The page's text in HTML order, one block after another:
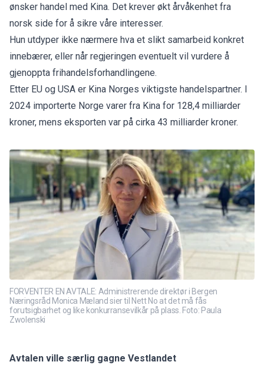
ønsker handel med Kina. Det krever økt årvåkenhet fra
norsk side for å sikre våre interesser.
Hun utdyper ikke nærmere hva et slikt samarbeid konkret
innebærer, eller når regjeringen eventuelt vil vurdere å
gjenoppta frihandelsforhandlingene.
Etter EU og USA er Kina Norges viktigste handelspartner. I
2024 importerte Norge varer fra Kina for 128,4 milliarder
kroner, mens eksporten var på cirka 43 milliarder kroner.
FORVENTER EN AVTALE: Administrerende direktør i Bergen
Næringsråd Monica Mæland sier til Nett No at det må fås
forutsigbarhet og like konkurransevilkår på plass. Foto: Paula
Zwolenski
Avtalen ville særlig gagne Vestlandet